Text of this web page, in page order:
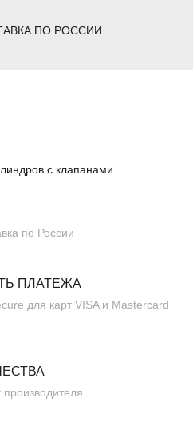
ПО РОССИИ
с клапанами
по России
ПЛАТЕЖА
для карт VISA и Mastercard